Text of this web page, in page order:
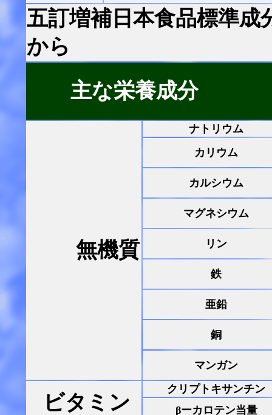
五訂増補日本食品標準成
から
主な栄養成分
無機質
ナトリウム
カリウム
カルシウム
マグネシウム
リン
鉄
亜鉛
銅
マンガン
ビタミン
クリプトキサンチン
βーカロテン当量